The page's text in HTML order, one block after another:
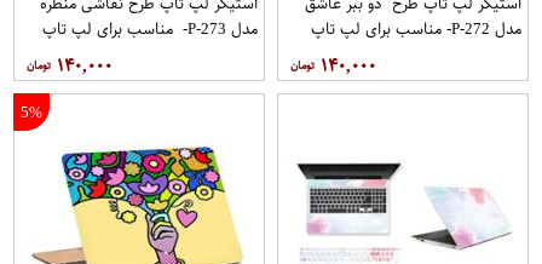
مدل P-272- مناسب برای لپ تاپ
۱۴۰,۰۰۰
مدل P-273- مناسب برای لپ تاپ
۱۴۰,۰۰۰
5%